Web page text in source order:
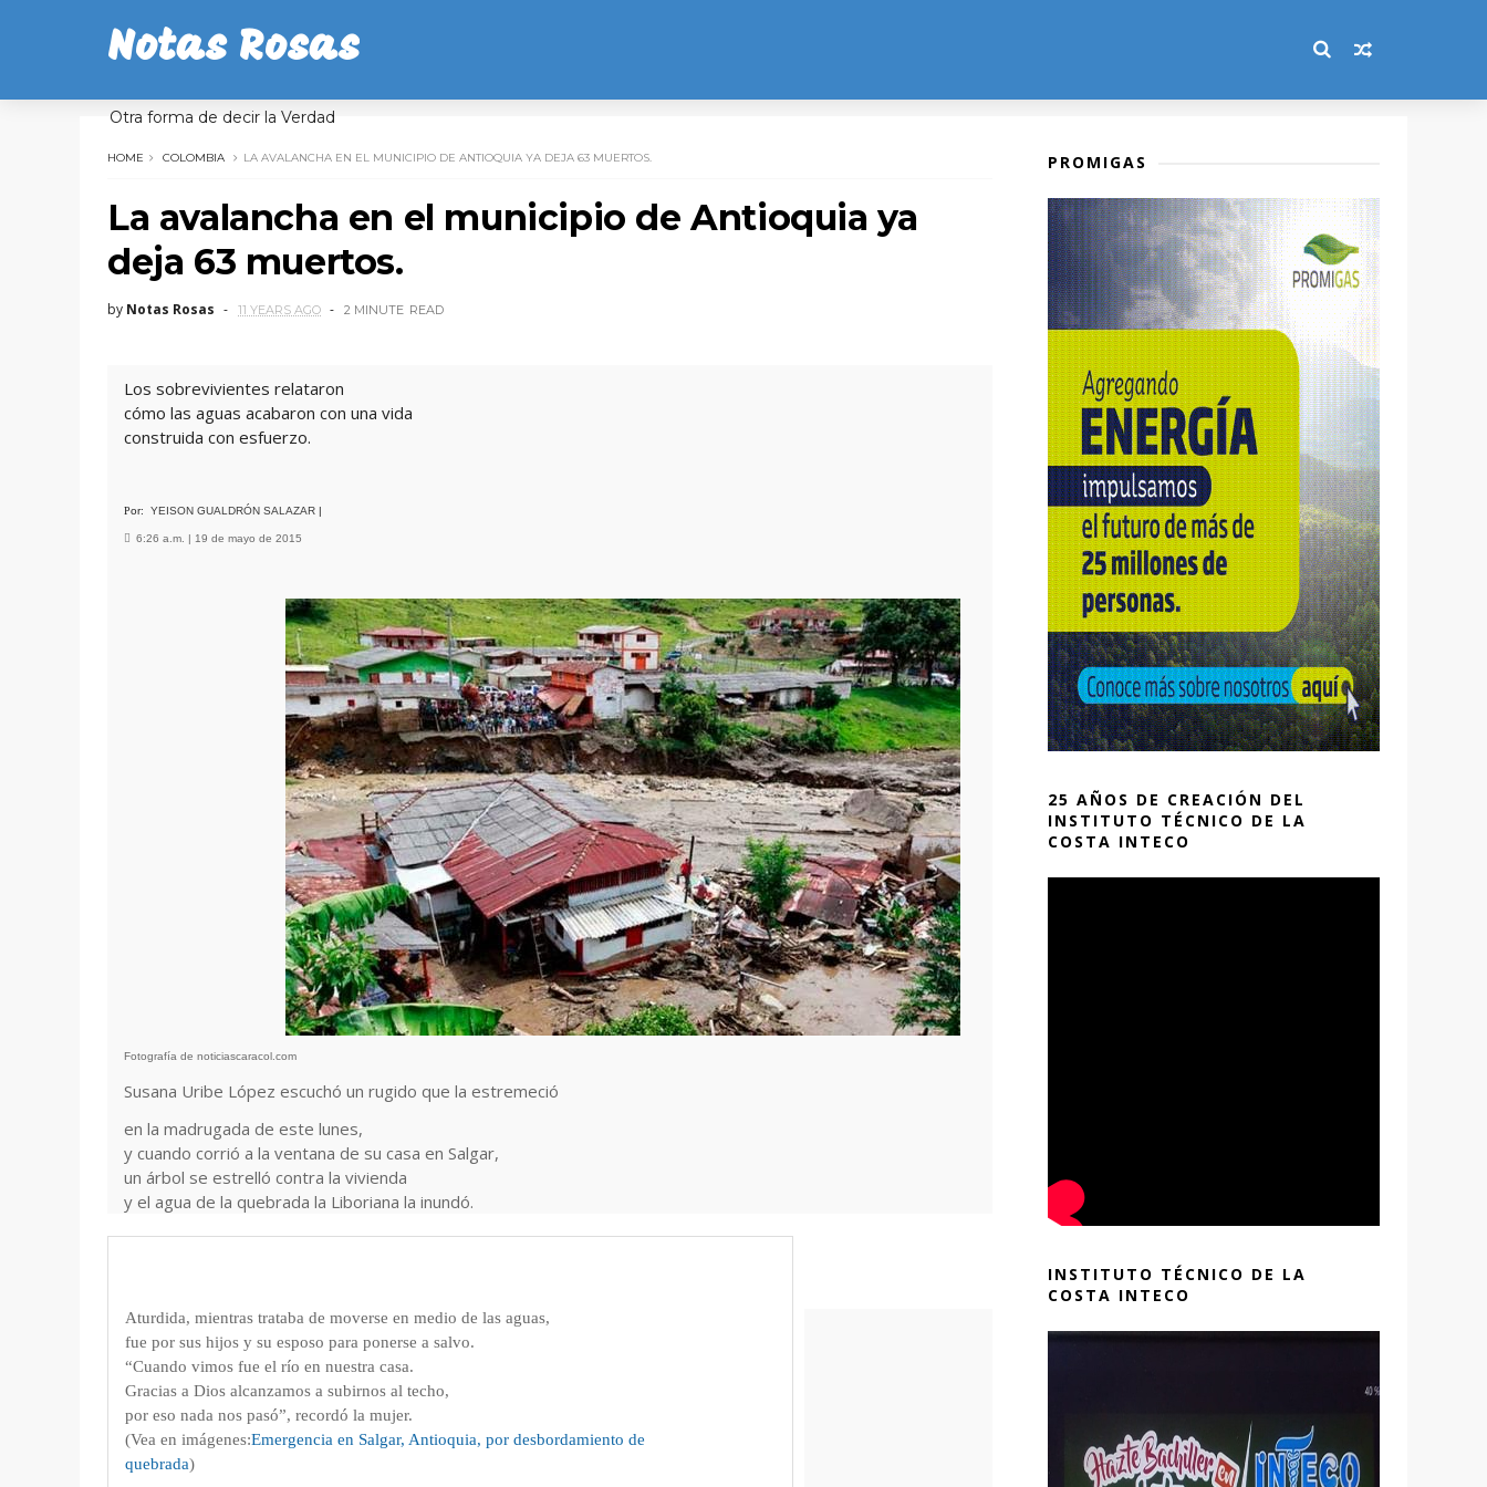
Notas Rosas
Otra forma de decir la Verdad
HOME COLOMBIA LA AVALANCHA EN EL MUNICIPIO DE ANTIOQUIA YA DEJA 63 MUERTOS.
La avalancha en el municipio de Antioquia ya
deja 63 muertos.
by Notas Rosas 11 YEARS AGO 2 MINUTE READ
Los sobrevivientes relataron
cómo las aguas acabaron con una vida
construida con esfuerzo.
Por: YEISON GUALDRÓN SALAZAR |
 6:26 a.m. | 19 de mayo de 2015
Fotografía de noticiascaracol.com
Susana Uribe López escuchó un rugido que la estremeció
en la madrugada de este lunes,
y cuando corrió a la ventana de su casa en Salgar,
un árbol se estrelló contra la vivienda
y el agua de la quebrada la Liboriana la inundó.
Aturdida, mientras trataba de moverse en medio de las aguas,
fue por sus hijos y su esposo para ponerse a salvo.
“Cuando vimos fue el río en nuestra casa.
Gracias a Dios alcanzamos a subirnos al techo,
por eso nada nos pasó”, recordó la mujer.
(Vea en imágenes:Emergencia en Salgar, Antioquia, por desbordamiento de
quebrada)
PROMIGAS
25 AÑOS DE CREACIÓN DEL
INSTITUTO TÉCNICO DE LA
COSTA INTECO
INSTITUTO TÉCNICO DE LA
COSTA INTECO